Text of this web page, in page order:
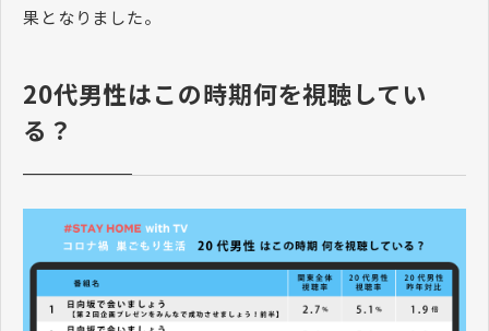
果となりました。
20代男性はこの時期何を視聴してい
る？